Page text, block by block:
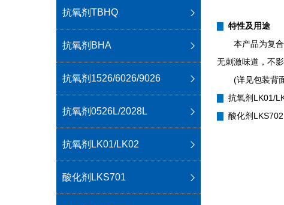
抗氧剂TBHQ
抗氧剂BHA
抗氧剂1526/6026/9026
抗氧剂0526L/2028L
抗氧剂LK01/LK02
酸化剂LKS701
▇特性及用途
本产品为复
无刺激味道，不
(详见包装背
▇抗氧剂LK01/
▇酸化剂LKS702